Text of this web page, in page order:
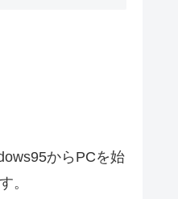
からPCを始
。